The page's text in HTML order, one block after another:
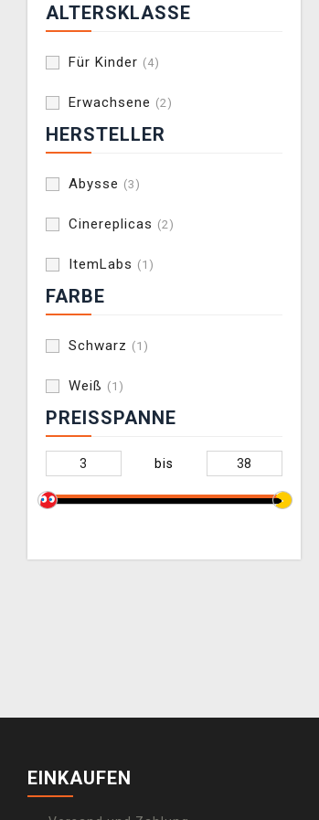
ALTERSKLASSE
Für Kinder (4)
Erwachsene (2)
HERSTELLER
Abysse (3)
Cinereplicas (2)
ItemLabs (1)
FARBE
Schwarz (1)
Weiß (1)
PREISSPANNE
bis
EINKAUFEN